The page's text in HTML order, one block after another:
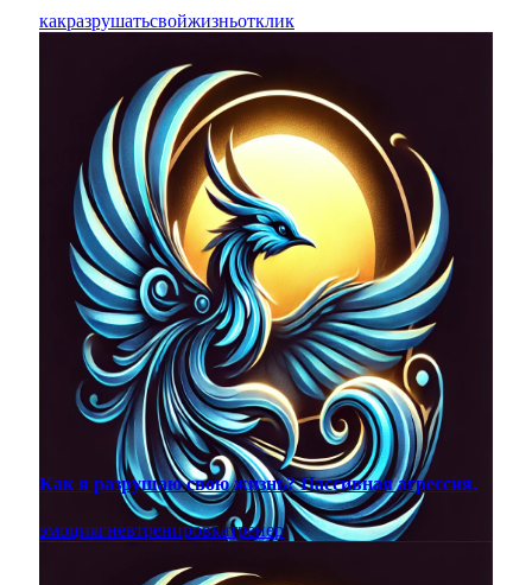
какразрушатьсвойжизньотклик
Как я разрушаю свою жизнь? Пассивная агрессия.
эмоциягневтренировкатренер